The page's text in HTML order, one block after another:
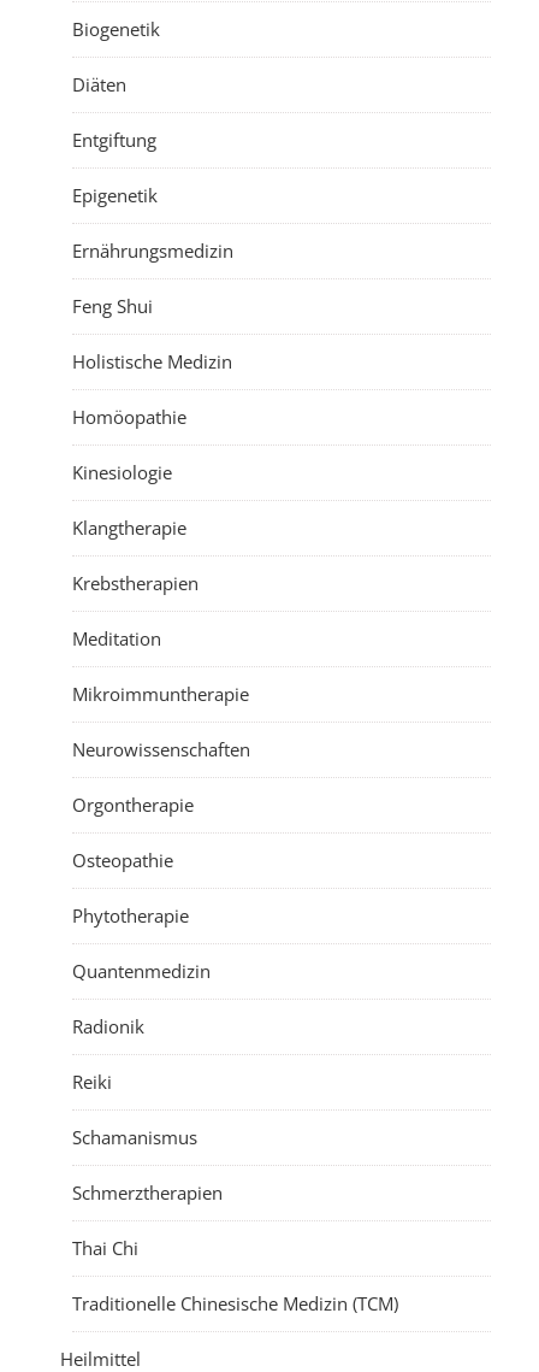
Biogenetik
Diäten
Entgiftung
Epigenetik
Ernährungsmedizin
Feng Shui
Holistische Medizin
Homöopathie
Kinesiologie
Klangtherapie
Krebstherapien
Meditation
Mikroimmuntherapie
Neurowissenschaften
Orgontherapie
Osteopathie
Phytotherapie
Quantenmedizin
Radionik
Reiki
Schamanismus
Schmerztherapien
Thai Chi
Traditionelle Chinesische Medizin (TCM)
Heilmittel